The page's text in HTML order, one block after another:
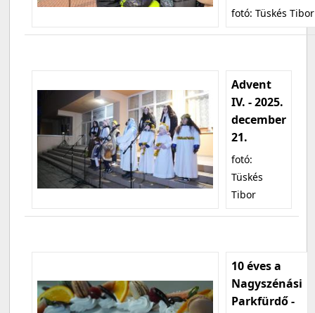
fotó: Tüskés Tibor
Advent
IV. - 2025.
december
21.
fotó:
Tüskés
Tibor
10 éves a
Nagyszénási
Parkfürdő -